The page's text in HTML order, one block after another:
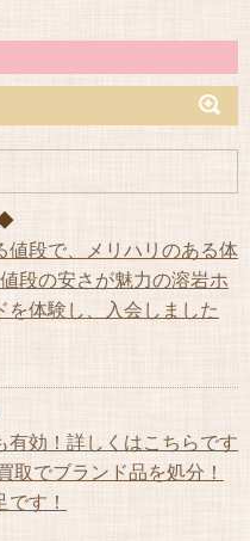
段で、メリハリのある体
段の安さが魅力の溶岩ホ
を体験し、入会しました
効！詳しくはこちらです
取でブランド品を処分！
す！